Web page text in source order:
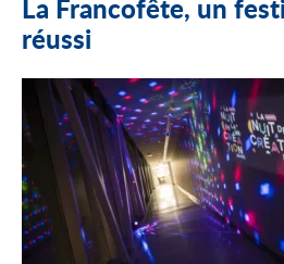
La Francofête, un
réussi